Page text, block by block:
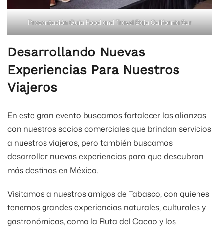
Presentación Guía Food and Travel Baja California Sur
Desarrollando Nuevas
Experiencias Para Nuestros
Viajeros
En este gran evento buscamos fortalecer las alianzas
con nuestros socios comerciales que brindan servicios
a nuestros viajeros, pero también buscamos
desarrollar nuevas experiencias para que descubran
más destinos en México.
Visitamos a nuestros amigos de Tabasco, con quienes
tenemos grandes experiencias naturales, culturales y
gastronómicas, como la Ruta del Cacao y los